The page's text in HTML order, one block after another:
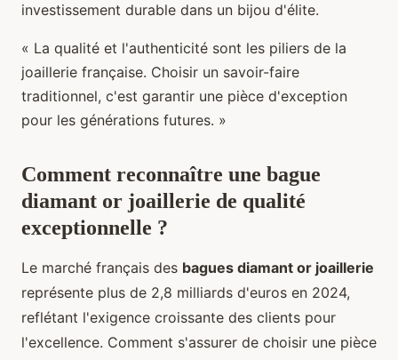
investissement durable dans un bijou d'élite.
« La qualité et l'authenticité sont les piliers de la
joaillerie française. Choisir un savoir-faire
traditionnel, c'est garantir une pièce d'exception
pour les générations futures. »
Comment reconnaître une bague
diamant or joaillerie de qualité
exceptionnelle ?
Le marché français des bagues diamant or joaillerie
représente plus de 2,8 milliards d'euros en 2024,
reflétant l'exigence croissante des clients pour
l'excellence. Comment s'assurer de choisir une pièce